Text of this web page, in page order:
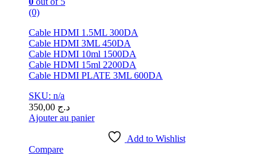
(0)
Cable HDMI 1.5ML 300DA
Cable HDMI 3ML 450DA
Cable HDMI 10ml 1500DA
Cable HDMI 15ml 2200DA
Cable HDMI PLATE 3ML 600DA
SKU: n/a
د.ج
Ajouter au panier
Add to Wishlist
Compare